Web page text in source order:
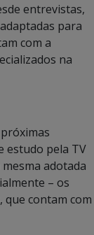
entrevistas,
para
com a
na
estudo pela TV
adotada
– os
que contam com